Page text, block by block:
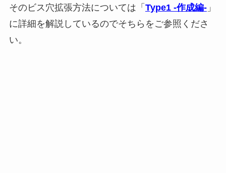
そのビス穴拡張方法については「 Type1 -作成編-」
に詳細を解説しているのでそちらをご参照くださ
い。